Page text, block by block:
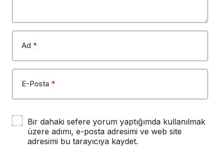
Ad *
E-Posta *
Bir dahaki sefere yorum yaptığımda kullanılmak
üzere adımı, e-posta adresimi ve web site
adresimi bu tarayıcıya kaydet.